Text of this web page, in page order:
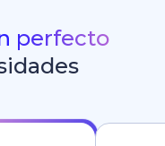
perfecto